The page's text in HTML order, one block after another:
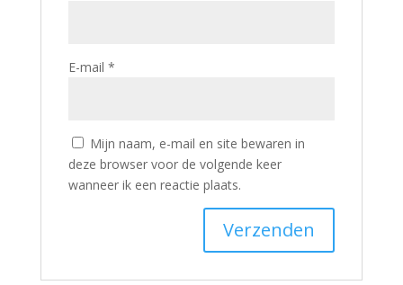
E-mail *
Mijn naam, e-mail en site bewaren in
deze browser voor de volgende keer
wanneer ik een reactie plaats.